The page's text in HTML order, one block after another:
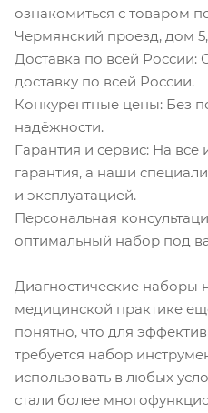
ознакомиться с товаром
Чермянский проезд, дом
Доставка по всей России:
доставку по всей России.
Конкурентные цены: Без
надёжности.
Гарантия и сервис: На все
гарантия, а наши
и эксплуатацией.
Персональная
оптимальный набор под
Диагностические наборы
медицинской практике
понятно, что для
требуется набор
использовать в любых
стали более